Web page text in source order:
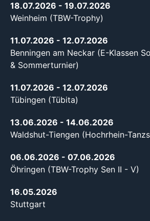
18.07.2026 - 19.07.2026
Weinheim (TBW-Trophy)
11.07.2026 - 12.07.2026
Benningen am Neckar (E-Klassen
& Sommerturnier)
11.07.2026 - 12.07.2026
Tübingen (Tübita)
13.06.2026 - 14.06.2026
Waldshut-Tiengen (Hochrhein-
06.06.2026 - 07.06.2026
Öhringen (TBW-Trophy Sen II - V)
16.05.2026
Stuttgart